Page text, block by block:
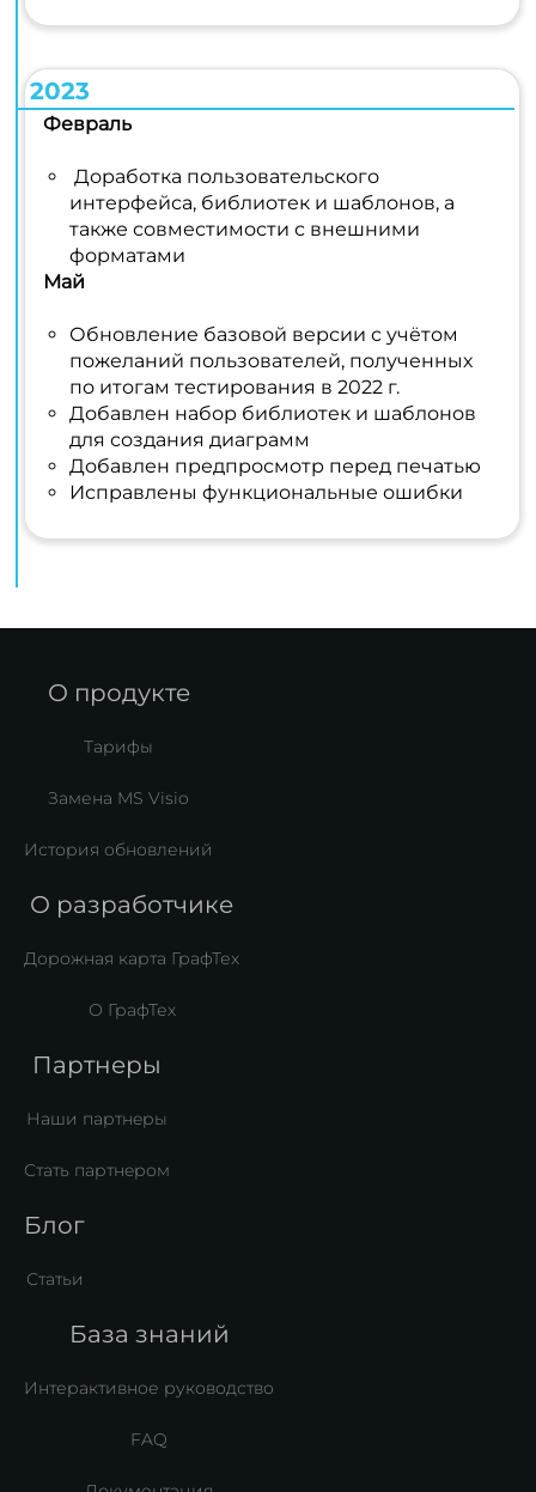
2023
Февраль
Доработка пользовательского
интерфейса, библиотек и шаблонов, а
также совместимости с внешними
форматами
Май
Обновление базовой версии с учётом
пожеланий пользователей, полученных
по итогам тестирования в 2022 г.
Добавлен набор библиотек и шаблонов
для создания диаграмм
Добавлен предпросмотр перед печатью
Исправлены функциональные ошибки
О продукте
Тарифы
Замена MS Visio
История обновлений
О разработчике
Дорожная карта ГрафТех
О ГрафТех
Партнеры
Наши партнeры
Стать партнeром
Блог
Статьи
База знаний
Интерактивное руководство
FAQ